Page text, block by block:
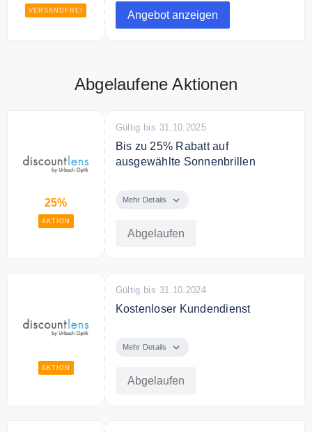
VERSANDFREI Angebot anzeigen
Abgelaufene Aktionen
25%
AKTION
Gültig bis 31.10.2025
Bis zu 25% Rabatt auf
ausgewählte Sonnenbrillen
ausgewählte Sonnenbrillen bei
Mehr Details
Abgelaufen
AKTION
Gültig bis 31.10.2024
Kostenloser Kundendienst
den gratis Kundendienst von
Mehr Details
Abgelaufen